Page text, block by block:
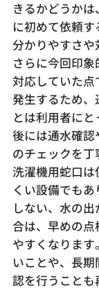
きるかどうか
に初めて依頼
分かりやすさや
さらに今回印
対応していた
発生するため、
とは利用者に
後には通水確
のチェックを丁
洗濯機用蛇口
くい設備でも
しない、水の
合は、早めの
やすくなりま
いことや、長
認を行うことも